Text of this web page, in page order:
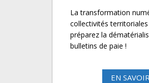
La transformation
collectivités territoriales
préparez la
bulletins de paie !
EN